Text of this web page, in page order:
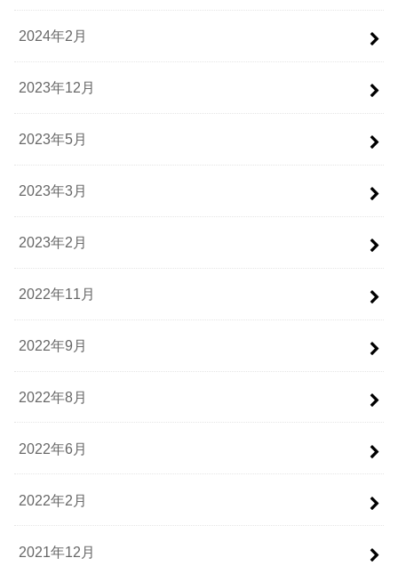
2024年2月
2023年12月
2023年5月
2023年3月
2023年2月
2022年11月
2022年9月
2022年8月
2022年6月
2022年2月
2021年12月